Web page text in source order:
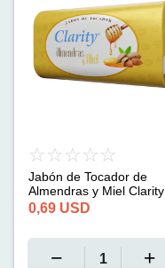
Jabón de Tocador de
Almendras y Miel Clarity
(125 g)
0,69 USD